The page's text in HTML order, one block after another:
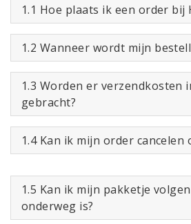
1.1 Hoe plaats ik een order bij
1.2 Wanneer wordt mijn
1.3 Worden er verzendkosten
gebracht?
1.4 Kan ik mijn order cancelen
1.5 Kan ik mijn pakketje
onderweg is?